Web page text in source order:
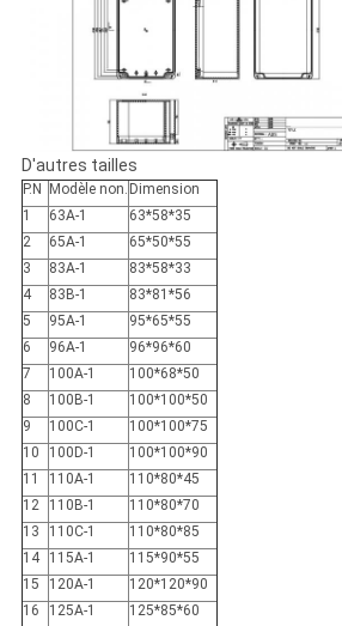
D'autres tailles
P.N Modèle non. Dimension
1
63A-1
63*58*35
2
65A-1
65*50*55
3
83A-1
83*58*33
4
83B-1
83*81*56
5
95A-1
95*65*55
6
96A-1
96*96*60
7
100A-1
100*68*50
8
100B-1
100*100*50
9
100C-1
100*100*75
10
100D-1
100*100*90
11
110A-1
110*80*45
12
110B-1
110*80*70
13
110C-1
110*80*85
14
115A-1
115*90*55
15
120A-1
120*120*90
16
125A-1
125*85*60